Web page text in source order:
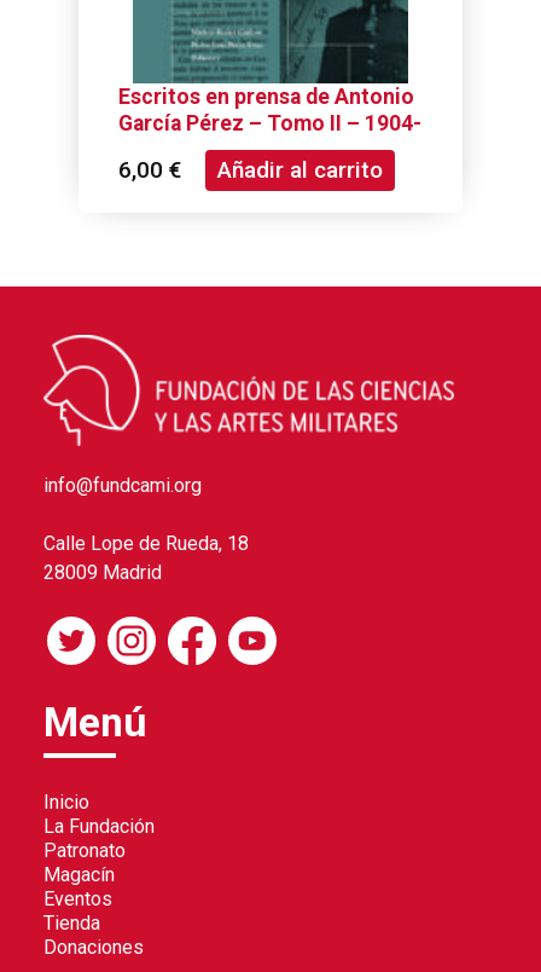
Escritos en prensa de Antonio
García Pérez – Tomo II – 1904-
6,00 € Añadir al carrito
info@fundcami.org
Calle Lope de Rueda, 18
28009 Madrid
Menú
Inicio
La Fundación
Patronato
Magacín
Eventos
Tienda
Donaciones